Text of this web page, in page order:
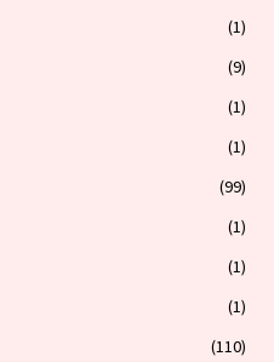
(1)
(9)
(1)
(1)
(99)
(1)
(1)
(1)
(110)